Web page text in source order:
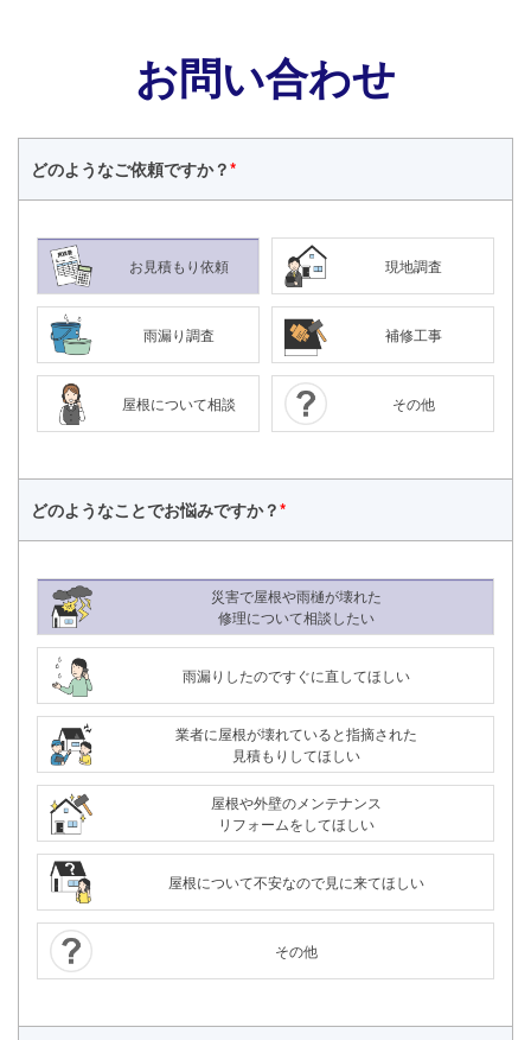
24時間365日対応
お問い合わせ
どのようなご依頼ですか？*
お見積もり依頼 現地調査
雨漏り調査 補修工事
屋根について相談 その他
どのようなことでお悩みですか？*
災害で屋根や雨樋が壊れた
修理について相談したい
雨漏りしたのですぐに直してほしい
業者に屋根が壊れていると指摘された
見積もりしてほしい
屋根や外壁のメンテナンス
リフォームをしてほしい
屋根について不安なので見に来てほしい
その他